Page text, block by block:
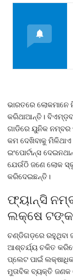
ଭାରତରେ ଲୋକମାନେ
କରିଥାଆନ୍ତି।
ଗାଡିରେ ୟୁନିକ ନମ୍ବର
କମ ଦେଖିବାକୁ ମିଳିଥାଏ
ଇଂପୋର୍ଟାନ୍ସ
ଯେଉଁଠି ଜଣେ ଲୋକ
କରିଦେଇଛନ୍ତି।
ଫ୍ୟାନ୍ସି
ଲକ୍ଷେ
ଚଣ୍ଡିଗଡ଼ରେ ରହୁଥିବା
ଆଶ୍ଚର୍ଯ୍ୟ ଚକିତ
ପ୍ଲେଟ ପାଇଁ
ମୁତାବିକ ବ୍ୟକ୍ତି ଜଣକ